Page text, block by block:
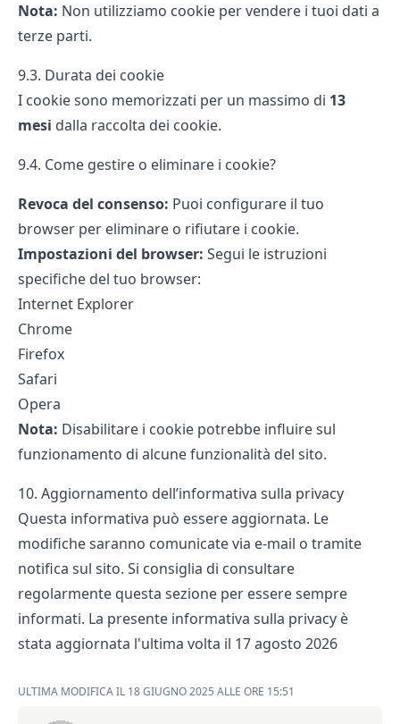
Nota: Non utilizziamo cookie per vendere i tuoi dati a
terze parti.
9.3. Durata dei cookie
I cookie sono memorizzati per un massimo di 13
mesi dalla raccolta dei cookie.
9.4. Come gestire o eliminare i cookie?
Revoca del consenso: Puoi configurare il tuo
browser per eliminare o rifiutare i cookie.
Impostazioni del browser: Segui le istruzioni
specifiche del tuo browser:
Internet Explorer
Chrome
Firefox
Safari
Opera
Nota: Disabilitare i cookie potrebbe influire sul
funzionamento di alcune funzionalità del sito.
10. Aggiornamento dell’informativa sulla privacy
Questa informativa può essere aggiornata. Le
modifiche saranno comunicate via e-mail o tramite
notifica sul sito. Si consiglia di consultare
regolarmente questa sezione per essere sempre
informati. La presente informativa sulla privacy è
stata aggiornata l'ultima volta il 17 agosto 2026
ULTIMA MODIFICA IL 18 GIUGNO 2025 ALLE ORE 15:51